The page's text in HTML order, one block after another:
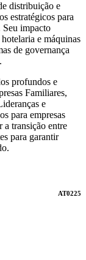
distribuição e
estratégicos para
impacto
e máquinas
de governança
profundos e
Familiares,
e
para empresas
a transição entre
para garantir
AT0225